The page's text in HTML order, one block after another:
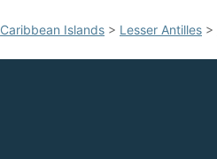
Caribbean Islands > Lesser Antilles >